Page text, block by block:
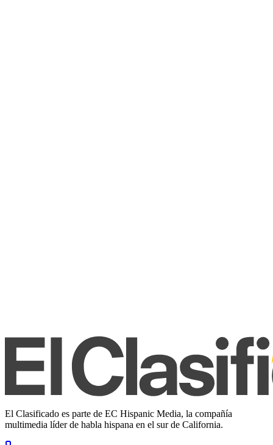
El Clasificado es parte de EC Hispanic Media, la compañía
multimedia líder de habla hispana en el sur de California.